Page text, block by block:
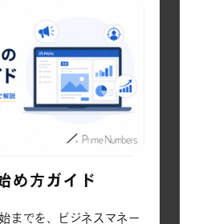
め方ガイド
までを、ビジネスマネー